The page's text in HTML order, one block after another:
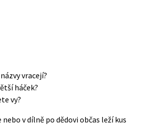
vracejí?
háček?
vy?
v dílně po dědovi občas leží kus